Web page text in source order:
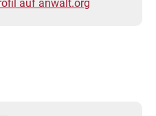
auf anwalt.org